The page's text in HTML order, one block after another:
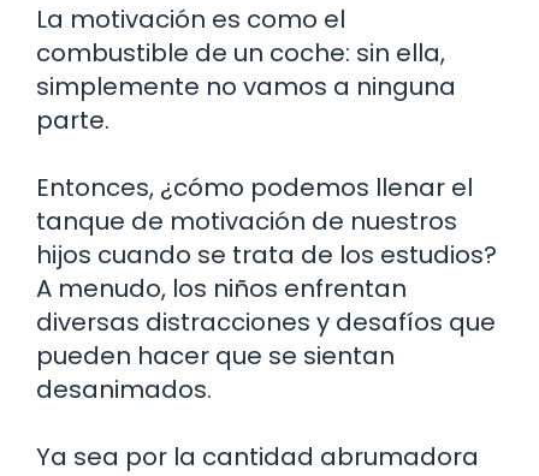
La motivación es como el
combustible de un coche: sin ella,
simplemente no vamos a ninguna
parte.
Entonces, ¿cómo podemos llenar el
tanque de motivación de nuestros
hijos cuando se trata de los estudios?
A menudo, los niños enfrentan
diversas distracciones y desafíos que
pueden hacer que se sientan
desanimados.
Ya sea por la cantidad abrumadora